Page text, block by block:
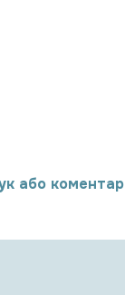
або коментар